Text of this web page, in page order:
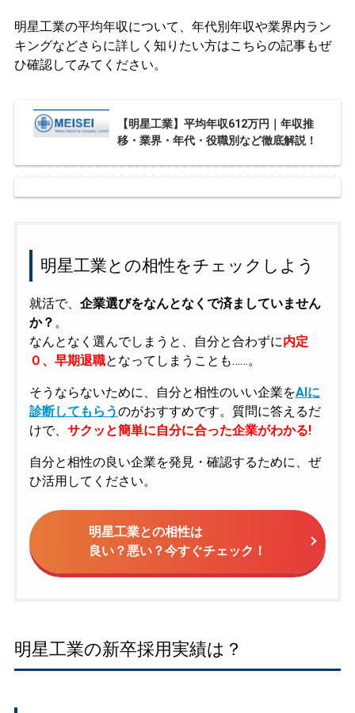
明星工業の平均年収について、年代別年収や業界内ラン
キングなどさらに詳しく知りたい方はこちらの記事もぜ
ひ確認してみてください。
【明星工業】平均年収612万円｜年収推
移・業界・年代・役職別など徹底解説！
明星工業との相性をチェックしよう
就活で、 企業選びをなんとなくで済ましていません
か？ 。
なんとなく選んでしまうと、自分と合わずに内定
０、早期退職となってしまうことも……。
そうならないために、自分と相性のいい企業をAIに
診断してもらうのがおすすめです。質問に答えるだ
けで、 サクッと簡単に自分に合った企業がわかる!
自分と相性の良い企業を発見・確認するために、ぜ
ひ活用してください。
明星工業との相性は
良い？悪い？今すぐチェック！
明星工業の新卒採用実績は？